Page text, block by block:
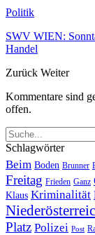
Politik
SWV WIEN:
Handel
Zurück Weiter
Kommentare sind
offen.
Schlagwörter
Beim Boden Brunner
Freitag Frieden Ganz
Klaus Kriminalität
Platz Polizei Post